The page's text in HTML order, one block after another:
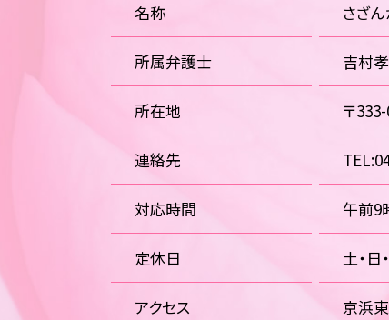
名称 さざ
所属弁護士 吉村
所在地 〒
連絡先
対応時間 午前9
定休日 土・日
アクセス 京浜